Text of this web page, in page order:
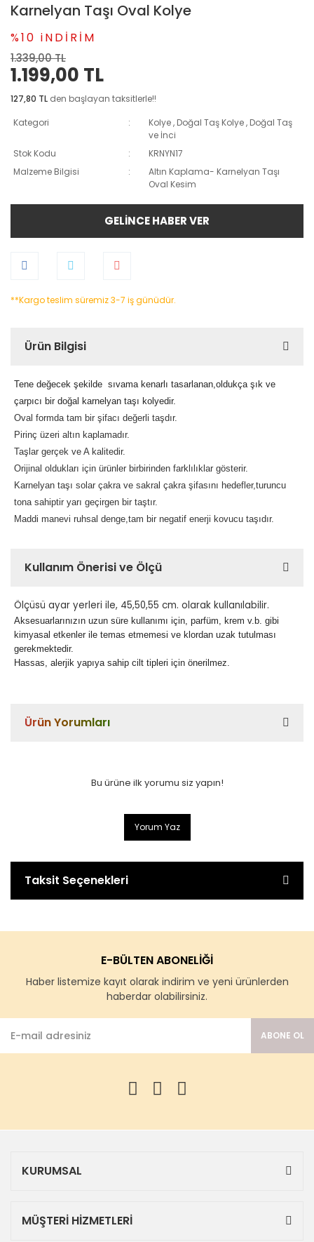
Karnelyan Taşı Oval Kolye
%10 iNDİRİM
1.339,00 TL
1.199,00 TL
127,80 TL den başlayan taksitlerle!!
Kategori
Kolye, Doğal Taş Kolye, Doğal Taş
ve İnci
Stok Kodu
KRNYN17
Malzeme Bilgisi
Altın Kaplama- Karnelyan Taşı
Oval Kesim
GELİNCE HABER VER
**Kargo teslim süremiz 3-7 iş günüdür.
Ürün Bilgisi
Tene değecek şekilde sıvama kenarlı tasarlanan,oldukça şık ve
çarpıcı bir doğal karnelyan taşı kolyedir.
Oval formda tam bir şifacı değerli taşdır.
Pirinç üzeri altın kaplamadır.
Taşlar gerçek ve A kalitedir.
Orijinal oldukları için ürünler birbirinden farklılıklar gösterir.
Karnelyan taşı solar çakra ve sakral çakra şifasını hedefler,turuncu
tona sahiptir yarı geçirgen bir taştır.
Maddi manevi ruhsal denge,tam bir negatif enerji kovucu taşıdır.
Kullanım Önerisi ve Ölçü
Ölçüsü ayar yerleri ile, 45,50,55 cm. olarak kullanılabilir.
Aksesuarlarınızın uzun süre kullanımı için, parfüm, krem v.b. gibi
kimyasal etkenler ile temas etmemesi ve klordan uzak tutulması
gerekmektedir.
Hassas, alerjik yapıya sahip cilt tipleri için önerilmez.
Ürün Yorumları
Bu ürüne ilk yorumu siz yapın!
Yorum Yaz
Taksit Seçenekleri
E-BÜLTEN ABONELİĞİ
Haber listemize kayıt olarak indirim ve yeni ürünlerden
haberdar olabilirsiniz.
ABONE OL
KURUMSAL
MÜŞTERİ HİZMETLERİ